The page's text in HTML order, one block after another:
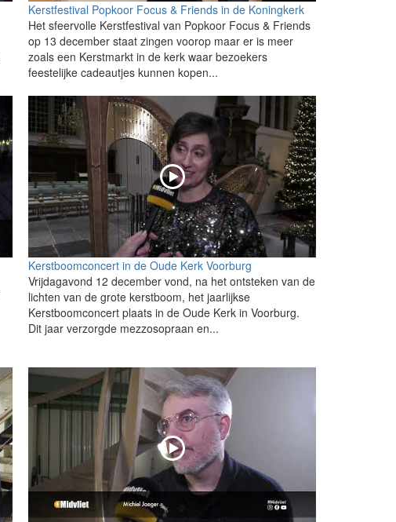
Kerstfestival Popkoor Focus & Friends in de Koningkerk
Het sfeervolle Kerstfestival van Popkoor Focus & Friends
op 13 december staat zingen voorop maar er is meer
zoals een Kerstmarkt in de kerk waar bezoekers
feestelijke cadeautjes kunnen kopen...
Kerstboomconcert in de Oude Kerk Voorburg
Vrijdagavond 12 december vond, na het ontsteken van de
lichten van de grote kerstboom, het jaarlijkse
Kerstboomconcert plaats in de Oude Kerk in Voorburg.
Dit jaar verzorgde mezzosopraan en...